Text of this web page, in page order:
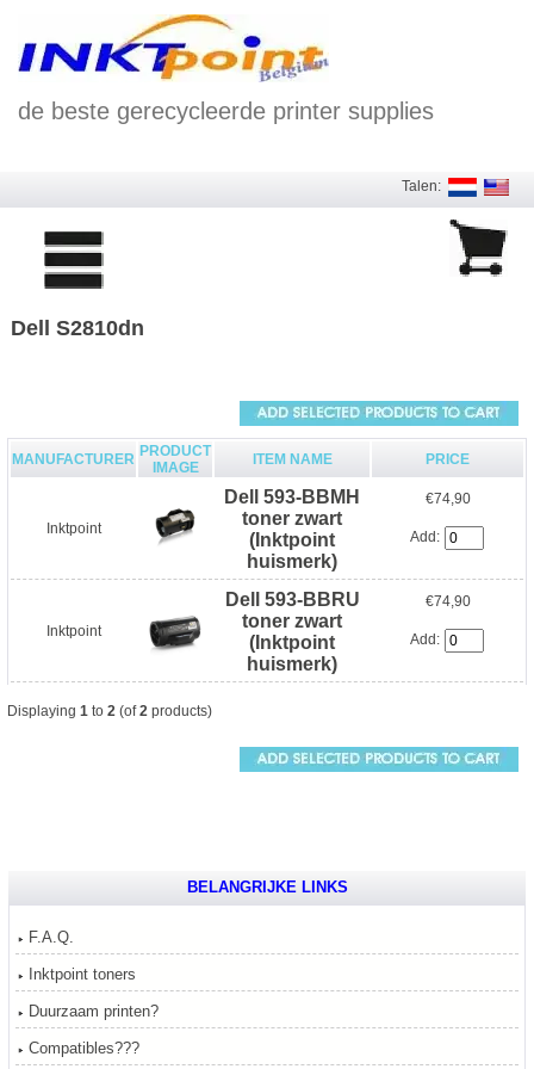
de beste gerecycleerde printer supplies
Talen:
Dell S2810dn
MANUFACTURER PRODUCT
IMAGE
ITEM NAME PRICE
Inktpoint
Dell 593-BBMH
toner zwart
(Inktpoint
huismerk)
€74,90
Add:
Inktpoint
Dell 593-BBRU
toner zwart
(Inktpoint
huismerk)
€74,90
Add:
Displaying 1 to 2 (of2 products)
BELANGRIJKE LINKS
F.A.Q.
Inktpoint toners
Duurzaam printen?
Compatibles???